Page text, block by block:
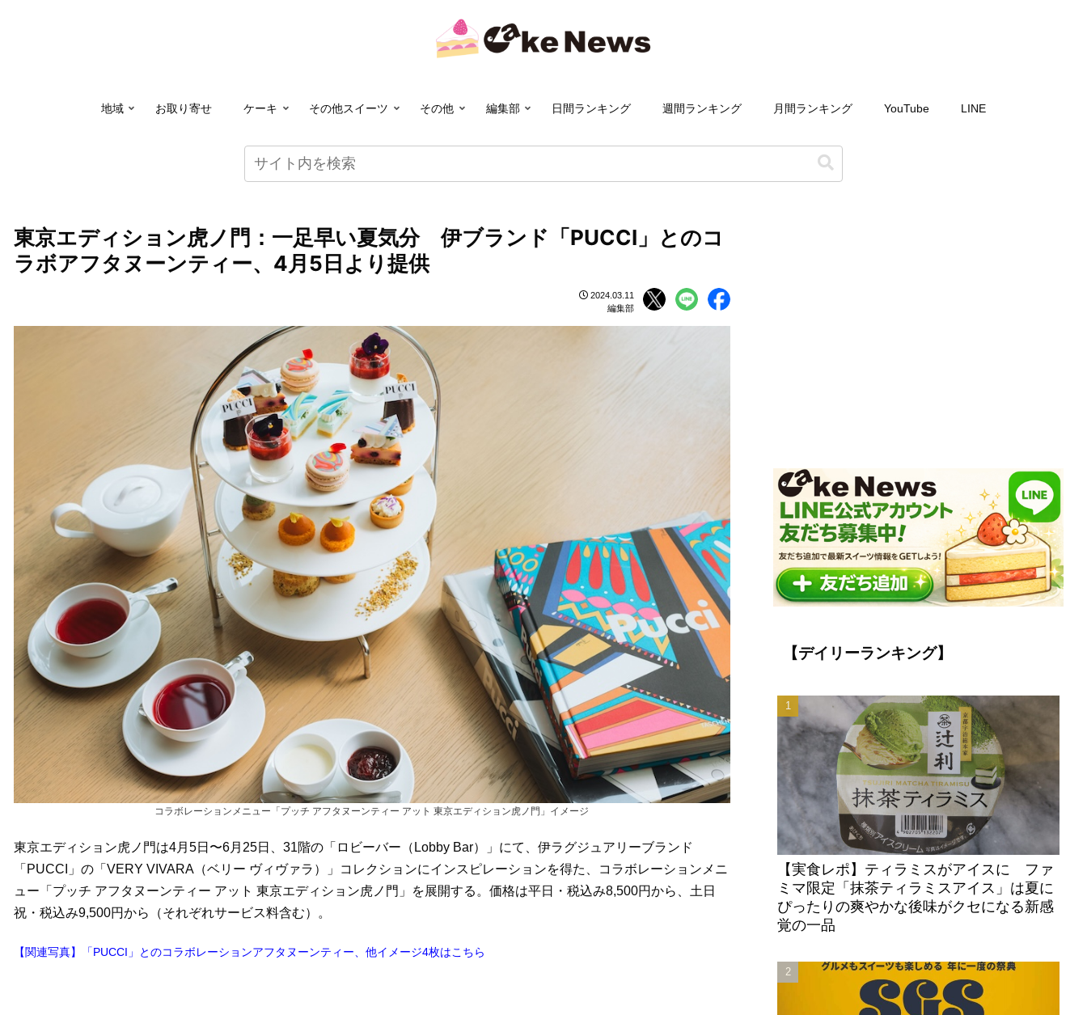
地域 お取り寄せ ケーキ その他スイーツ その他 編集部 日間ランキング 週間ランキング 月間ランキング YouTube LINE
東京エディション虎ノ門：一足早い夏気分 伊ブランド「PUCCI」とのコ
ラボアフタヌーンティー、4月5日より提供
2024.03.11
編集部
コラボレーションメニュー「プッチ アフタヌーンティー アット 東京エディション虎ノ門」イメージ
東京エディション虎ノ門は4月5日〜6月25日、31階の「ロビーバー（Lobby Bar）」にて、伊ラグジュアリーブランド
「PUCCI」の「VERY VIVARA（ベリー ヴィヴァラ）」コレクションにインスピレーションを得た、コラボレーションメニ
ュー「プッチ アフタヌーンティー アット 東京エディション虎ノ門」を展開する。価格は平日・税込み8,500円から、土日
祝・税込み9,500円から（それぞれサービス料含む）。
【関連写真】「PUCCI」とのコラボレーションアフタヌーンティー、他イメージ4枚はこちら
【デイリーランキング】
【実食レポ】ティラミスがアイスに ファ
ミマ限定「抹茶ティラミスアイス」は夏に
ぴったりの爽やかな後味がクセになる新感
覚の一品